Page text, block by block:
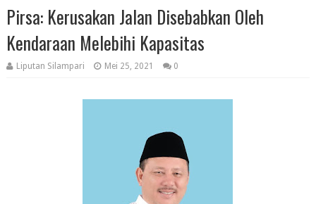
Pirsa: Kerusakan Jalan Disebabkan Oleh
Kendaraan Melebihi Kapasitas
Liputan Silampari Mei 25, 2021 0